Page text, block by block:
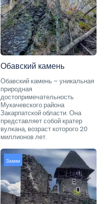
Обавский камень
Обавский камень – уникальная
природная
достопримечательность
Мукачевского района
Закарпатской области. Она
представляет собой кратер
вулкана, возраст которого 20
миллионов лет.
Замки